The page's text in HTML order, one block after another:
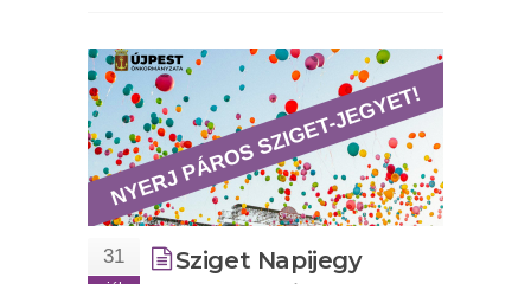
31
Sziget Napijegy